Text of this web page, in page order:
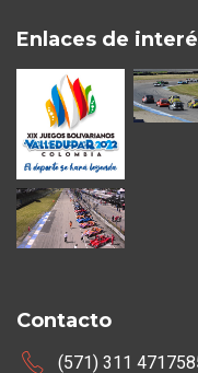
Enlaces de
Contacto
(571) 311